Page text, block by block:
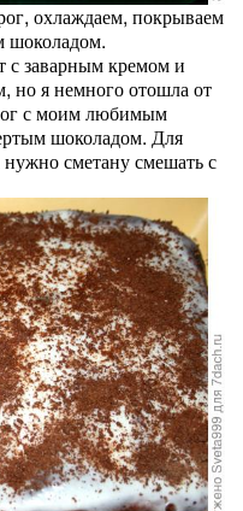
охлаждаем, покрываем
шоколадом.
с заварным кремом и
но я немного отошла от
с моим любимым
шоколадом. Для
сметану смешать с